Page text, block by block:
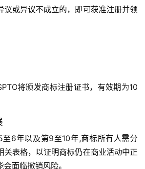
议或异议不成立的，即可获准注册并领
将颁发商标注册证书，有效期为10
6年以及第9至10年,商标所有人需分
关表格，以证明商标仍在商业活动中正
面临撤销风险。